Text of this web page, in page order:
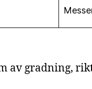
av gradning,